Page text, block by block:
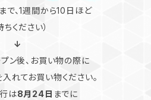
で、1週間から10日ほど
ちください）
↓
ン後、お買い物の際に
れてお買い物ください。
は8月24日 までに